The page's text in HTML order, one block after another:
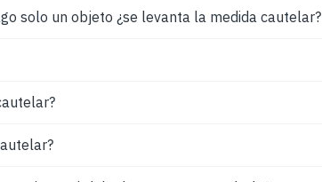
solo un objeto ¿se levanta la medida cautelar?